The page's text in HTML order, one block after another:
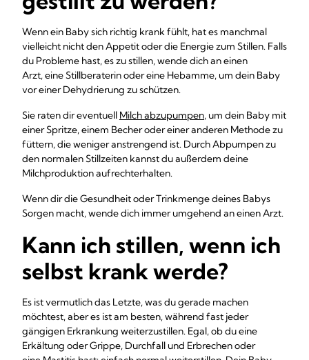
Wenn ein Baby sich richtig krank fühlt, hat es manchmal
vielleicht nicht den Appetit oder die Energie zum Stillen. Falls
du Probleme hast, es zu stillen, wende dich an einen
Arzt, eine Stillberaterin oder eine Hebamme, um dein Baby
vor einer Dehydrierung zu schützen.
Sie raten dir eventuell Milch abzupumpen, um dein Baby mit
einer Spritze, einem Becher oder einer anderen Methode zu
füttern, die weniger anstrengend ist. Durch Abpumpen zu
den normalen Stillzeiten kannst du außerdem deine
Milchproduktion aufrechterhalten.
Wenn dir die Gesundheit oder Trinkmenge deines Babys
Sorgen macht, wende dich immer umgehend an einen Arzt.
Kann ich stillen, wenn ich
selbst krank werde?
Es ist vermutlich das Letzte, was du gerade machen
möchtest, aber es ist am besten, während fast jeder
gängigen Erkrankung weiterzustillen. Egal, ob du eine
Erkältung oder Grippe, Durchfall und Erbrechen oder